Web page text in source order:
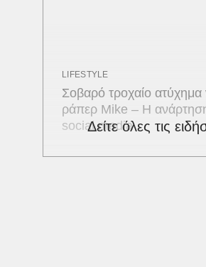
LIFESTYLE
Σοβαρό τροχαίο ατύχημα
ράπερ Mike – Η
social media
Δείτε όλες τις